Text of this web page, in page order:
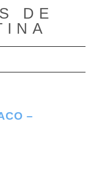
DE
modo de navegación
–